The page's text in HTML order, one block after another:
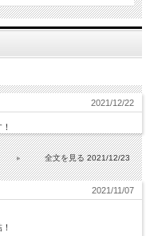
2021/12/22
2021/12/23
2021/11/07